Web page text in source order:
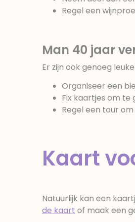
Regel een
Man 40 jaar
Er zijn ook genoeg
Organiseer een
Fix kaartjes om te
Regel een tour
Kaart
Natuurlijk kan een
de kaart of maak een